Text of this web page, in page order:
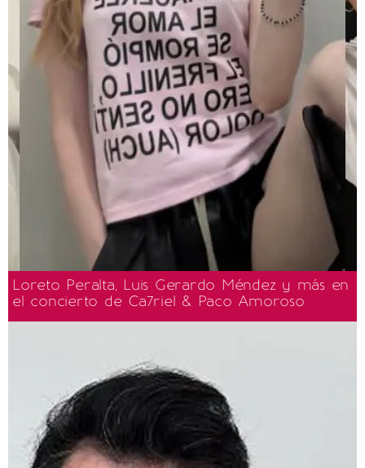
Loreto Peralta, Luis Gerardo Méndez y más en
el concierto de Ca7riel & Paco Amoroso